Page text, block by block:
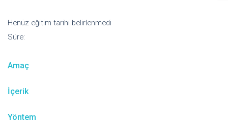
Henüz eğitim tarihi belirlenmedi
Süre:
Amaç
İçerik
Yöntem